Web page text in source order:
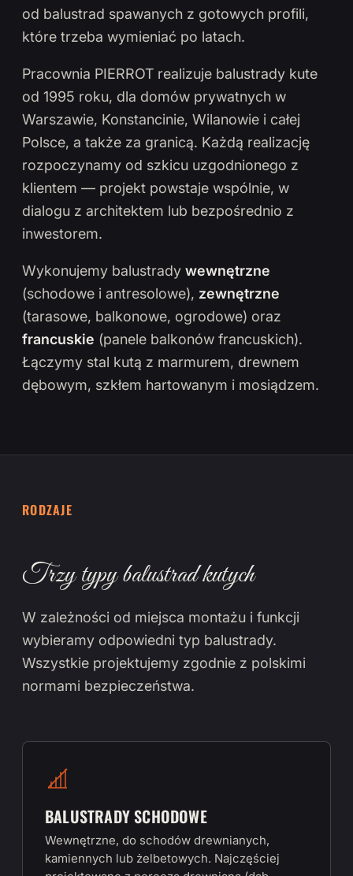
od balustrad spawanych z gotowych profili,
które trzeba wymieniać po latach.
Pracownia PIERROT realizuje balustrady kute
od 1995 roku, dla domów prywatnych w
Warszawie, Konstancinie, Wilanowie i całej
Polsce, a także za granicą. Każdą realizację
rozpoczynamy od szkicu uzgodnionego z
klientem — projekt powstaje wspólnie, w
dialogu z architektem lub bezpośrednio z
inwestorem.
Wykonujemy balustrady wewnętrzne
(schodowe i antresolowe), zewnętrzne
(tarasowe, balkonowe, ogrodowe) oraz
francuskie (panele balkonów francuskich).
Łączymy stal kutą z marmurem, drewnem
dębowym, szkłem hartowanym i mosiądzem.
RODZAJE
Trzy typy balustrad kutych
W zależności od miejsca montażu i funkcji
wybieramy odpowiedni typ balustrady.
Wszystkie projektujemy zgodnie z polskimi
normami bezpieczeństwa.
BALUSTRADY SCHODOWE
Wewnętrzne, do schodów drewnianych,
kamiennych lub żelbetowych. Najczęściej